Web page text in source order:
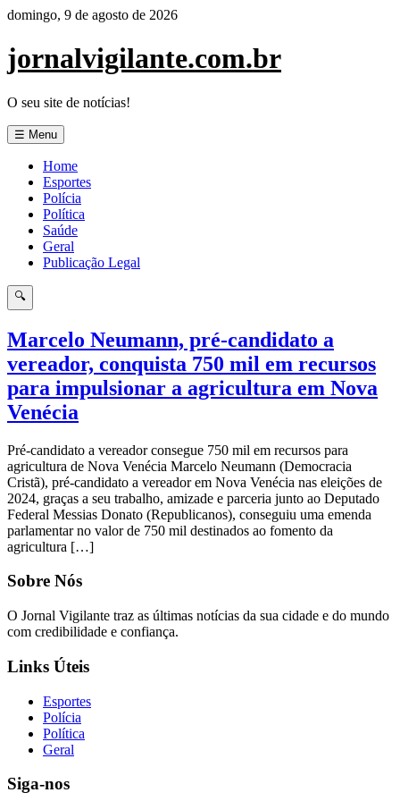
Pular
o
conteúdo
domingo, 9 de agosto de 2026
jornalvigilante.com.br
O seu site de notícias!
☰ Menu
Home
Esportes
Polícia
Política
Saúde
Geral
Publicação Legal
🔍
Marcelo Neumann, pré-candidato a
vereador, conquista 750 mil em recursos
para impulsionar a agricultura em Nova
Venécia
Pré-candidato a vereador consegue 750 mil em recursos para
agricultura de Nova Venécia Marcelo Neumann (Democracia
Cristã), pré-candidato a vereador em Nova Venécia nas eleições de
2024, graças a seu trabalho, amizade e parceria junto ao Deputado
Federal Messias Donato (Republicanos), conseguiu uma emenda
parlamentar no valor de 750 mil destinados ao fomento da
agricultura […]
Sobre Nós
O Jornal Vigilante traz as últimas notícias da sua cidade e do mundo
com credibilidade e confiança.
Links Úteis
Esportes
Polícia
Política
Geral
Siga-nos